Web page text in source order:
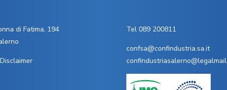
di Fatima, 194
Disclaimer
Tel 089 200811
confsa@confindustria.sa.it